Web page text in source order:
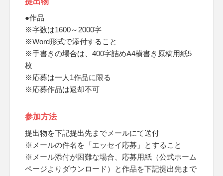
●作品
※字数は1600～2000字
※Word形式で添付すること
※手書きの場合は、400字詰めA4横書き原稿用紙5
枚
※応募は一人1作品に限る
※応募作品は返却不可
参加方法
提出物を下記提出先までメールにて送付
※メールの件名を「エッセイ応募」とすること
※メール添付が困難な場合、応募用紙（公式ホーム
ページよりダウンロード）と作品を下記提出先まで